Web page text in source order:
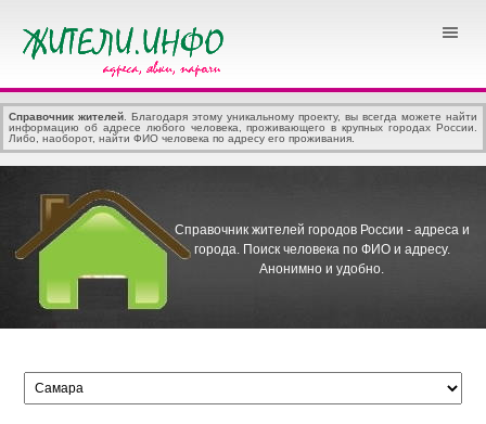
Справочник жителей . Благодаря этому уникальному проекту, вы всегда можете найти
информацию об адресе любого человека, проживающего в крупных городах России.
Либо, наоборот, найти ФИО человека по адресу его проживания.
Справочник жителей городов России - адреса и
города. Поиск человека по ФИО и адресу.
Анонимно и удобно.